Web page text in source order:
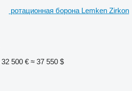
ротационная борона Lemken Zirkon
32 500 € ≈ 37 550 $